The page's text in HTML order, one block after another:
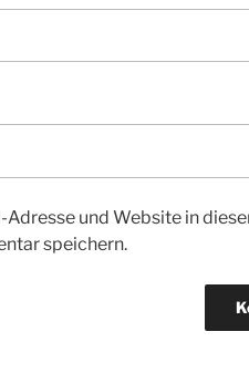
Adresse und Website in
speichern.